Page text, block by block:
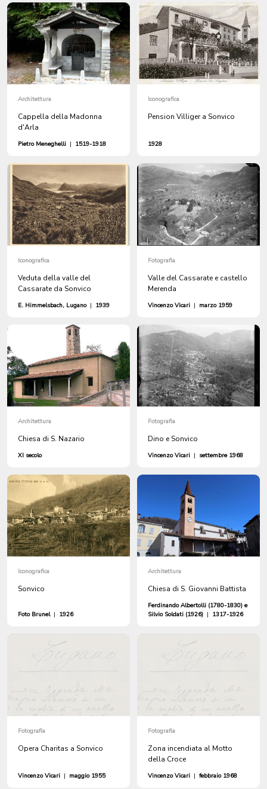
Architettura
Cappella della Madonna
d'Arla
Pietro Meneghelli | 1519-1918
Iconografica
Pension Villiger a Sonvico
1928
Iconografica
Veduta della valle del
Cassarate da Sonvico
E. Himmelsbach, Lugano | 1939
Fotografia
Valle del Cassarate e castello
Merenda
Vincenzo Vicari | marzo 1959
Architettura
Chiesa di S. Nazario
XI secolo
Fotografia
Dino e Sonvico
Vincenzo Vicari | settembre 1968
Iconografica
Sonvico
Foto Brunel | 1926
Architettura
Chiesa di S. Giovanni Battista
Ferdinando Albertolli (1780-1830) e
Silvio Soldati (1926) | 1317-1926
Fotografia
Opera Charitas a Sonvico
Vincenzo Vicari | maggio 1955
Fotografia
Zona incendiata al Motto
della Croce
Vincenzo Vicari | febbraio 1968